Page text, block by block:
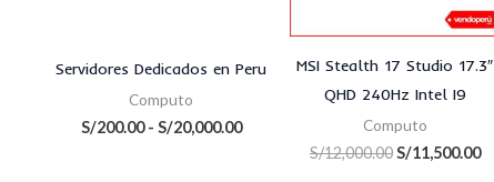
Servidores Dedicados en Peru
Computo
S/200.00 - S/20,000.00
MSI Stealth 17 Studio 17.3″
QHD 240Hz Intel I9
Computo
S/12,000.00S/11,500.00